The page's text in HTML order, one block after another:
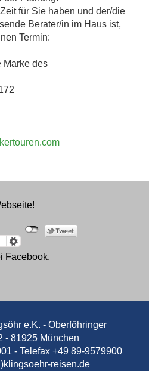
für Sie haben und der/die
Berater/in im Haus ist,
Termin:
Marke des
Facebook.
e.K. - Oberföhringer
- 81925 München
- Telefax +49 89-9579900
reisen.de